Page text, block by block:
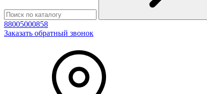
88005000858
Заказать обратный звонок